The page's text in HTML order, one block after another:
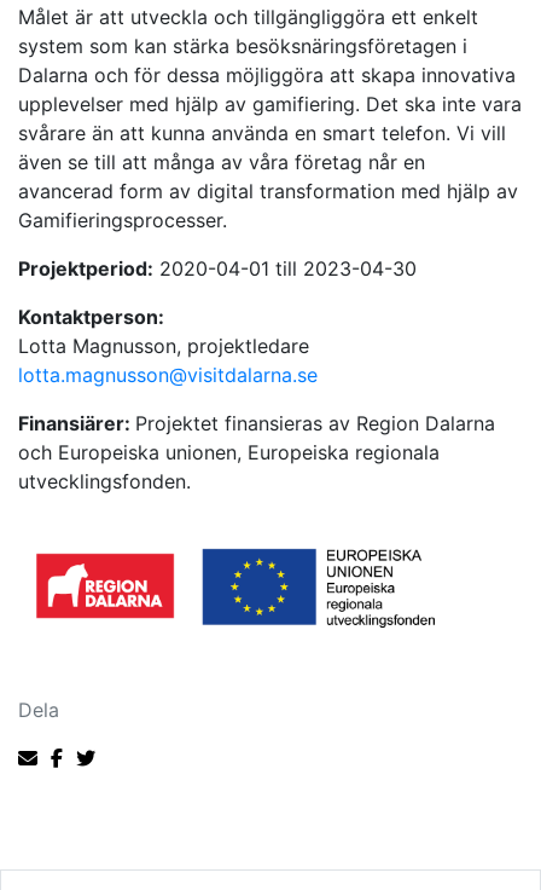
Målet är att utveckla och tillgängliggöra ett enkelt
system som kan stärka besöksnäringsföretagen i
Dalarna och för dessa möjliggöra att skapa innovativa
upplevelser med hjälp av gamifiering. Det ska inte vara
svårare än att kunna använda en smart telefon. Vi vill
även se till att många av våra företag når en
avancerad form av digital transformation med hjälp av
Gamifieringsprocesser.
Projektperiod: 2020-04-01 till 2023-04-30
Kontaktperson:
Lotta Magnusson, projektledare
lotta.magnusson@visitdalarna.se
Finansiärer: Projektet finansieras av Region Dalarna
och Europeiska unionen, Europeiska regionala
utvecklingsfonden.
Dela